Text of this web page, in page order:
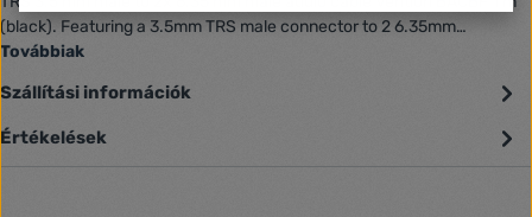
(black). Featuring a 3.5mm TRS male connector to 2 6.35mm…
Továbbiak
Szállítási információk
Értékelések